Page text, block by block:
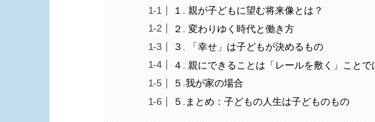
１. 親が子どもに望む将来像とは？
２. 変わりゆく時代と働き方
３. 「幸せ」は子どもが決めるもの
４. 親にできることは「レールを敷く」こと
５.我が家の場合
５.まとめ：子どもの人生は子どものもの